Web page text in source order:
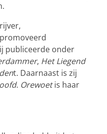
publiceerde onder
, Het Liegend
t. Daarnaast is zij
. Orewoetis haar